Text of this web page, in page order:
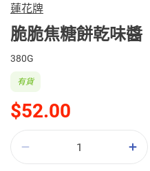
蓮花牌
脆脆焦糖餅乾味醬
380G
$52.00
有貨